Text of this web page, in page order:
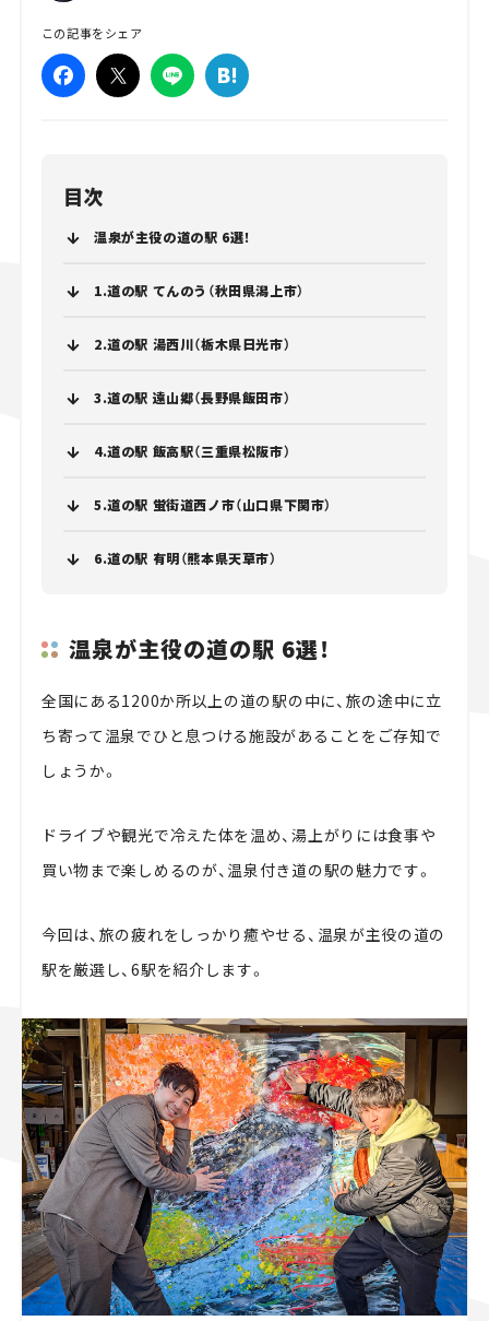
この記事をシェア
目次
温泉が主役の道の駅 6選！
1.道の駅 てんのう（秋田県潟上市）
2.道の駅 湯西川（栃木県日光市）
3.道の駅 遠山郷（長野県飯田市）
4.道の駅 飯高駅（三重県松阪市）
5.道の駅 蛍街道西ノ市（山口県下関市）
6.道の駅 有明（熊本県天草市）
温泉が主役の道の駅 6選！
全国にある1200か所以上の道の駅の中に、旅の途中に立
ち寄って温泉でひと息つける施設があることをご存知で
しょうか。
ドライブや観光で冷えた体を温め、湯上がりには食事や
買い物まで楽しめるのが、温泉付き道の駅の魅力です。
今回は、旅の疲れをしっかり癒やせる、温泉が主役の道の
駅を厳選し、6駅を紹介します。